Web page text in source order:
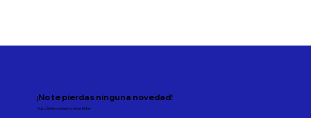
¡No te pierdas ninguna novedad!
Suscríbete a nuestro newsletter